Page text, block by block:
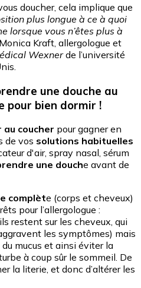
doucher, cela implique que
plus longue à ce à quoi
lorsque vous n’êtes plus à
Kraft, allergologue et
Wexnerde l’université
une douche au
pour bien dormir !
coucher pour gagner en
de vos solutions habituelles
d'air, spray nasal, sérum
une douche avant de
complète (corps et cheveux)
pour l’allergologue :
restent sur les cheveux, qui
les symptômes) mais
mucus et ainsi éviter la
à coup sûr le sommeil. De
la literie, et donc d’altérer les